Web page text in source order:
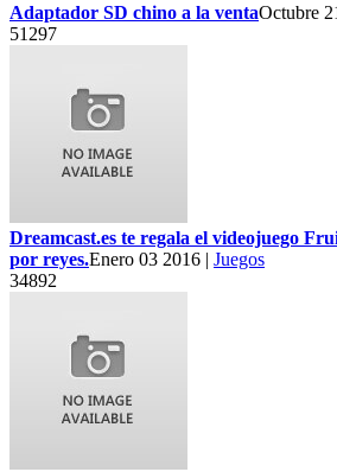
Adaptador SD chino a la ventaOctubre
51297
Dreamcast.es te regala el videojuego
por reyes.Enero 03 2016 | Juegos
34892